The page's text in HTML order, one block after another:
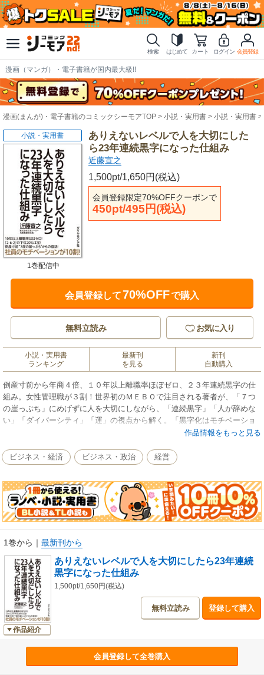
検索 はじめて カート ログイン 会員登録
漫画（マンガ）・電子書籍が国内最大級!!
漫画(まんが)・電子書籍のコミックシーモアTOP 小説・実用書 小説・実用書
ありえないレベルで人を大切にした
ら23年連続黒字になった仕組み
近藤宣之
1,500pt/1,650円(税込)
会員登録限定70%OFFクーポンで
450pt/495円(税込)
小説・実用書
1巻配信中
会員登録して70%OFFで購入
無料立読み お気に入り
小説・実用書
ランキング
最新刊
を見る
新刊
自動購入
倒産寸前から年商４倍、１０年以上離職率ほぼゼロ、２３年連続黒字の仕
組み。女性管理職が３割！世界初のＭＥＢＯで注目される著者が、「７つ
の崖っぷち」にめげずに人を大切にしながら、「連続黒字」「人が辞めな
い」「ダイバーシティ」「運」の視点から解く。「黒字化はモチベーショ
作品情報をもっと見る
ビジネス・経済 ビジネス・政治 経営
1巻から ｜ 最新刊から
作品紹介
ありえないレベルで人を大切にしたら23年連続
黒字になった仕組み
1,500pt/1,650円(税込)
無料立読み 登録して購入
会員登録して全巻購入